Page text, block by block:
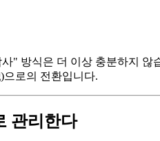
" 방식은 더 이상 충분하지
으로의 전환입니다.
관리한다